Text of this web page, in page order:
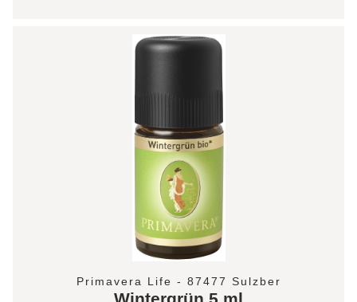
Primavera Life - 87477 Sulzber
Wintergrün 5 ml